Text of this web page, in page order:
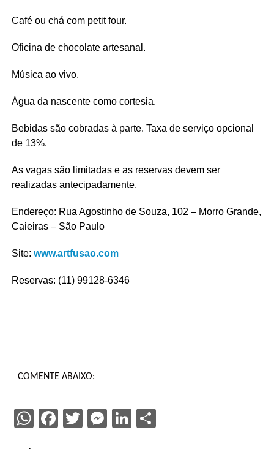
Café ou chá com petit four.
Oficina de chocolate artesanal.
Música ao vivo.
Água da nascente como cortesia.
Bebidas são cobradas à parte. Taxa de serviço opcional
de 13%.
As vagas são limitadas e as reservas devem ser
realizadas antecipadamente.
Endereço: Rua Agostinho de Souza, 102 – Morro Grande,
Caieiras – São Paulo
Site: www.artfusao.com
Reservas: (11) 99128-6346
COMENTE ABAIXO:
WhatsApp
Facebook
Twitter
Messenger
LinkedIn
Share